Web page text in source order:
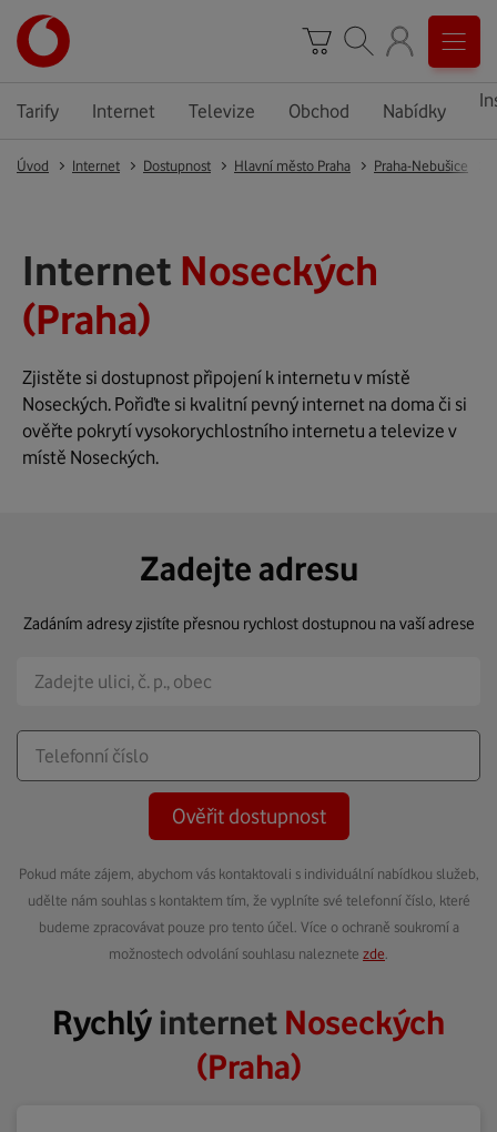
Tarify Internet Televize Obchod Nabídky
Úvod Internet Dostupnost Hlavní město Praha Praha-Nebušice
Internet Noseckých
(Praha)
Zjistěte si dostupnost připojení k internetu v místě
Noseckých. Pořiďte si kvalitní pevný internet na doma či si
ověřte pokrytí vysokorychlostního internetu a televize v
místě Noseckých.
Zadejte adresu
Zadáním adresy zjistíte přesnou rychlost dostupnou na vaší adrese
Ověřit dostupnost
Pokud máte zájem, abychom vás kontaktovali s individuální nabídkou služeb,
udělte nám souhlas s kontaktem tím, že vyplníte své telefonní číslo, které
budeme zpracovávat pouze pro tento účel. Více o ochraně soukromí a
možnostech odvolání souhlasu naleznete zde
Rychlýinternet Noseckých
(Praha)